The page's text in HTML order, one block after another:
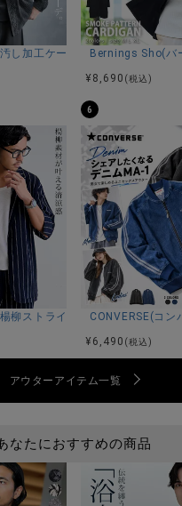
ら織りの生地で、蒸し暑い
コボコとした凹凸（シボ）
生地が軽くなり、肌に張りつ
用性】
）付きの袖は、小物や財布
性を融合させた、大人に嬉し
着姿に】
目が形成された“つくり帯”
ので、初めてでもサッと装
方でも、美しい着姿がすぐ
着られるので、夏のイベント
げする一着】
ん、父の日や夏のギフトとし
の融合】
し加工ケーブルカーディガン/全
Bernings Sho(バ
¥ 8,690 (税込)
柳ストライプ7分袖ジャケット/全
6
CONVERSE(コ
¥ 6,490 (税込)
アウターアイテム一覧
なたにおすすめの商品